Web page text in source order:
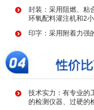
封装：采用阻燃、粘
环氧配料灌注机和2
印字：采用附着力强
技术实力：有专业的
的检测仪器、过硬的